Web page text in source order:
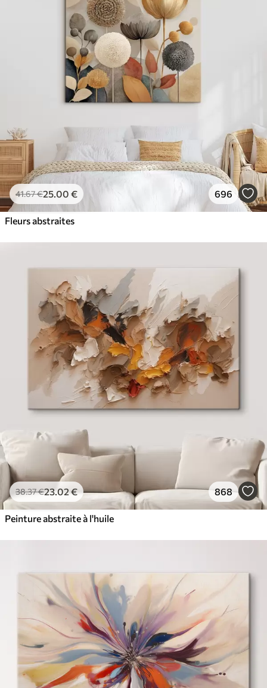
41.67€25.00 € 696
Fleurs abstraites
38.37€23.02 € 868
Peinture abstraite à l'huile